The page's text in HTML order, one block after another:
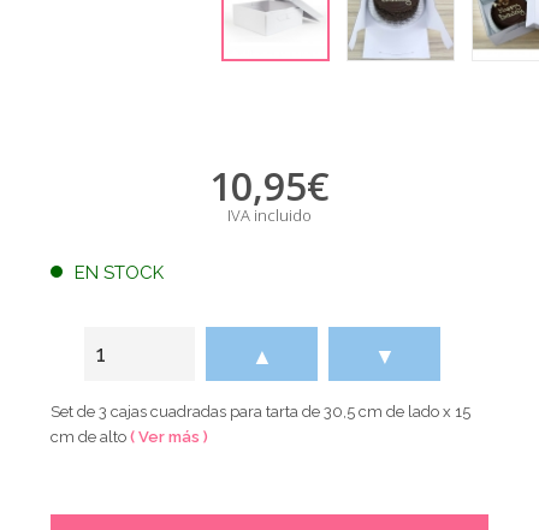
10,95€
IVA incluido
EN STOCK
▲ ▼
Set de 3 cajas cuadradas para tarta de 30,5 cm de lado x 15
cm de alto( Ver más )